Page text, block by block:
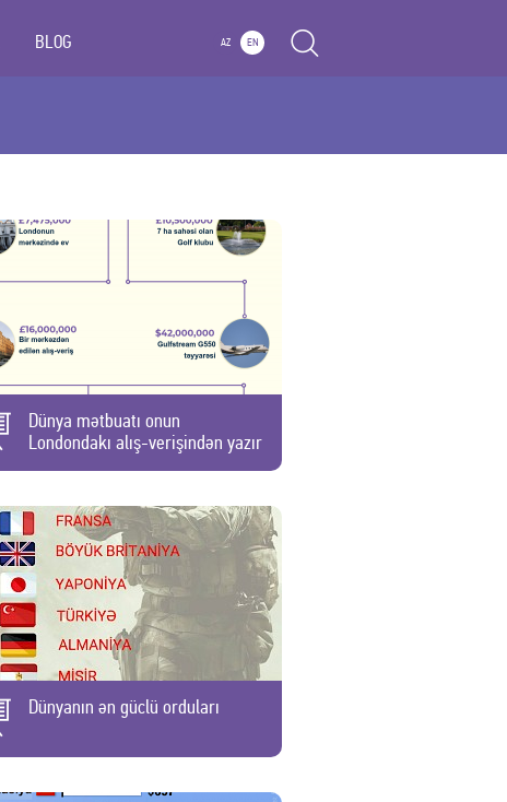
BLOG AZ EN
Dünya mətbuatı onun
Londondakı alış-verişindən yazır
Dünyanın ən güclü orduları